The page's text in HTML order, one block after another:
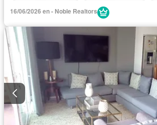
Cuarto de servicio
Estacionamiento
Sala polivalente
16/06/2026 en - Noble Realtors